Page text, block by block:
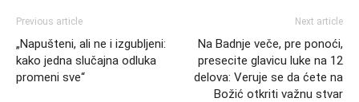
Previous article
„Napušteni, ali ne i izgubljeni:
kako jedna slučajna odluka
promeni sve“
Next article
Na Badnje veče, pre ponoći,
presecite glavicu luke na 12
delova: Veruje se da ćete na
Božić otkriti važnu stvar